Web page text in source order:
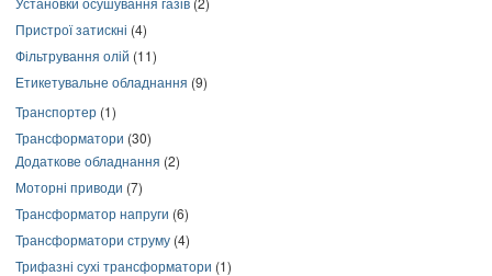
Пристрої затискні (4)
Фільтрування олій (11)
Етикетувальне обладнання (9)
Транспортер (1)
Трансформатори (30)
Додаткове обладнання (2)
Моторні приводи (7)
Трансформатор напруги (6)
Трансформатори струму (4)
Трифазні сухі трансформатори (1)